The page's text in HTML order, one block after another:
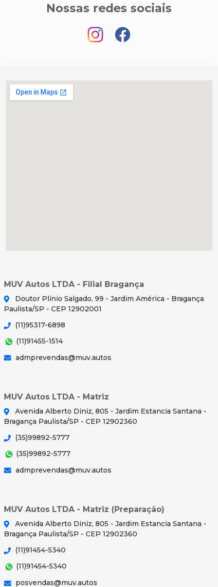
Nossas redes sociais
MUV Autos LTDA - Filial Bragança
Doutor Plínio Salgado, 99 - Jardim América - Bragança
Paulista/SP - CEP 12902001
(11)95317-6898
(11)91455-1514
admprevendas@muv.autos
MUV Autos LTDA - Matriz
Avenida Alberto Diniz, 805 - Jardim Estancia Santana -
Bragança Paulista/SP - CEP 12902360
(35)99892-5777
(35)99892-5777
admprevendas@muv.autos
MUV Autos LTDA - Matriz (Preparação)
Avenida Alberto Diniz, 805 - Jardim Estancia Santana -
Bragança Paulista/SP - CEP 12902360
(11)91454-5340
(11)91454-5340
posvendas@muv.autos